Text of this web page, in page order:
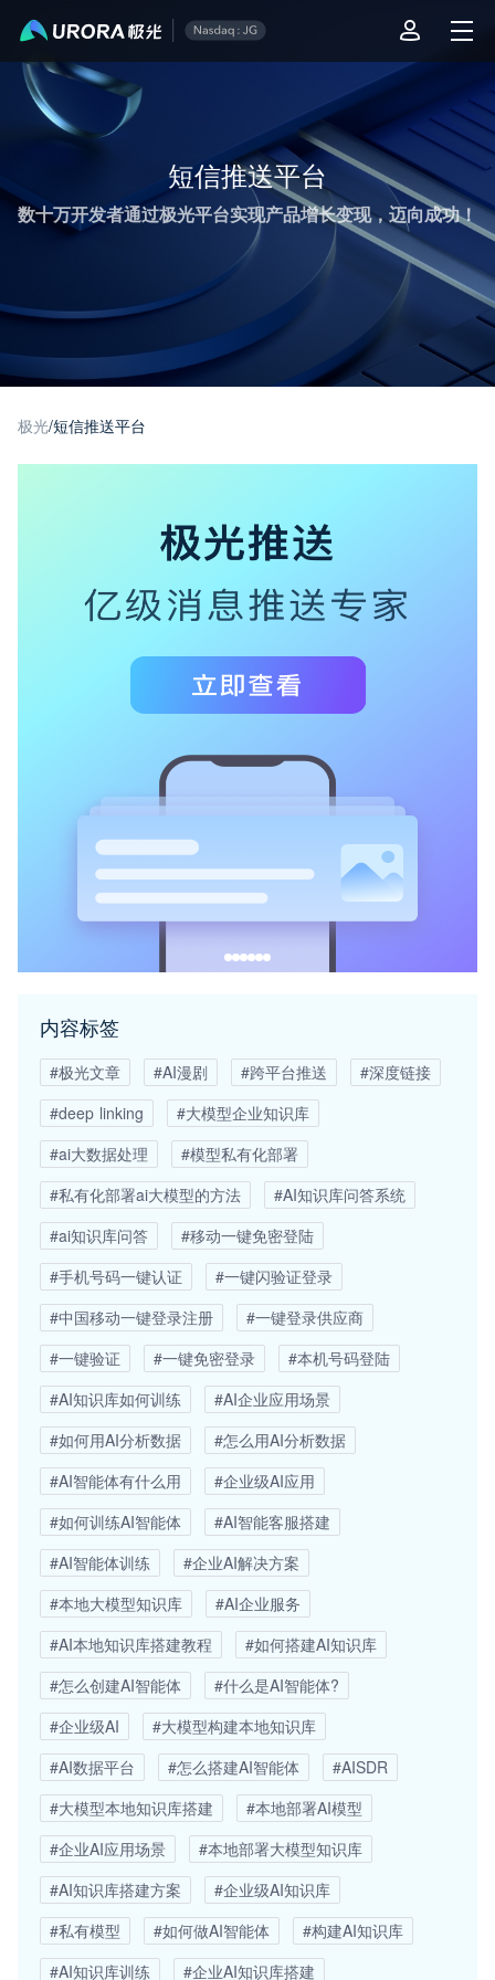
短信推送平台
数十万开发者通过极光平台实现产品增长变现，迈向成功！
极光/短信推送平台
内容标签
#极光文章 #AI漫剧 #跨平台推送
#深度链接
#deep linking
#大模型企业知识库
#ai大数据处理
#模型私有化部署
#私有化部署ai大模型的方法
#AI知识库问答系统
#ai知识库问答
#移动一键免密登陆
#手机号码一键认证
#一键闪验证登录
#中国移动一键登录注册
#一键登录供应商
#一键验证
#一键免密登录
#本机号码登陆
#AI知识库如何训练
#AI企业应用场景
#如何用AI分析数据
#怎么用AI分析数据
#AI智能体有什么用
#企业级AI应用
#如何训练AI智能体
#AI智能客服搭建
#AI智能体训练
#企业AI解决方案
#本地大模型知识库
#AI企业服务
#AI本地知识库搭建教程
#如何搭建AI知识库
#怎么创建AI智能体
#什么是AI智能体?
#企业级AI
#大模型构建本地知识库
#AI数据平台
#怎么搭建AI智能体
#AISDR
#大模型本地知识库搭建
#本地部署AI模型
#企业AI应用场景
#本地部署大模型知识库
#AI知识库搭建方案
#企业级AI知识库
#私有模型
#如何做AI智能体
#构建AI知识库
#AI知识库训练
#企业AI知识库搭建